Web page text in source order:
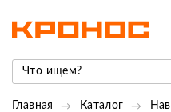
Главная Каталог